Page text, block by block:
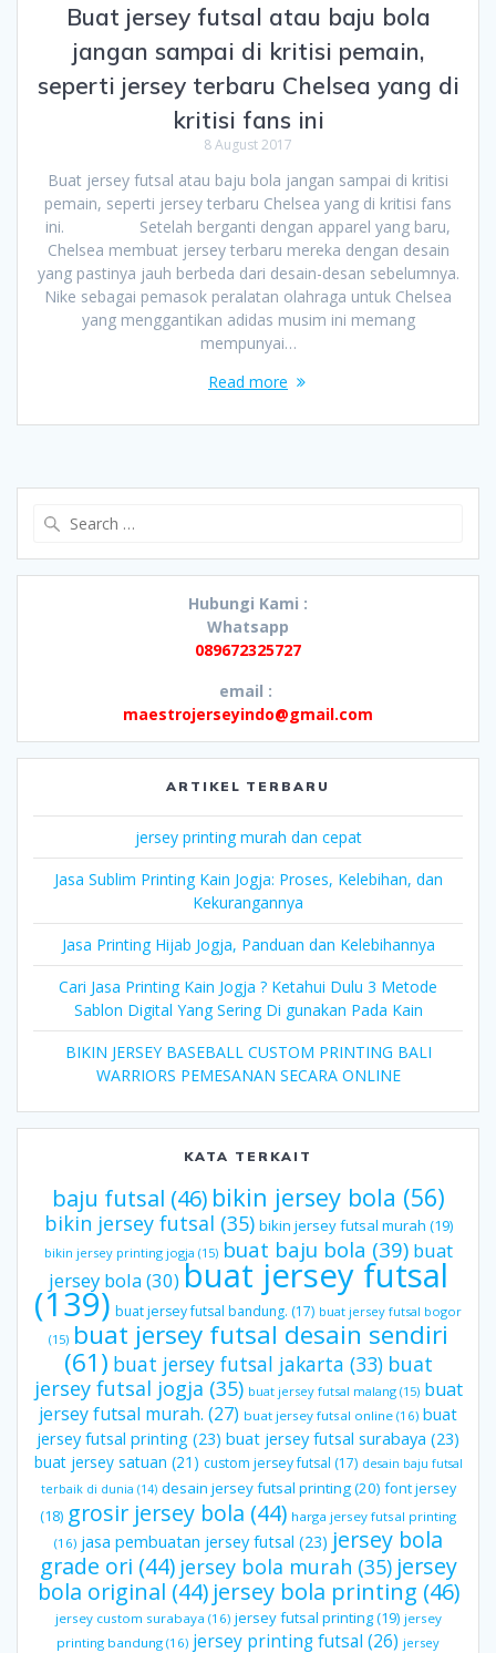
Buat jersey futsal atau baju bola
jangan sampai di kritisi pemain,
seperti jersey terbaru Chelsea yang di
kritisi fans ini
8 August 2017
Buat jersey futsal atau baju bola jangan sampai di kritisi
pemain, seperti jersey terbaru Chelsea yang di kritisi fans
ini. Setelah berganti dengan apparel yang baru,
Chelsea membuat jersey terbaru mereka dengan desain
yang pastinya jauh berbeda dari desain-desan sebelumnya.
Nike sebagai pemasok peralatan olahraga untuk Chelsea
yang menggantikan adidas musim ini memang
mempunyai…
Read more
Hubungi Kami :
Whatsapp
089672325727
email :
maestrojerseyindo@gmail.com
ARTIKEL TERBARU
jersey printing murah dan cepat
Jasa Sublim Printing Kain Jogja: Proses, Kelebihan, dan
Kekurangannya
Jasa Printing Hijab Jogja, Panduan dan Kelebihannya
Cari Jasa Printing Kain Jogja ? Ketahui Dulu 3 Metode
Sablon Digital Yang Sering Di gunakan Pada Kain
BIKIN JERSEY BASEBALL CUSTOM PRINTING BALI
WARRIORS PEMESANAN SECARA ONLINE
KATA TERKAIT
baju futsal (46) bikin jersey bola (56)
bikin jersey futsal (35) bikin jersey futsal murah (19)
bikin jersey printing jogja (15) buat baju bola (39) buat
jersey bola(30)buat jersey futsal
(139) buat jersey futsal bandung. (17) buat jersey futsal bogor
(15) buat jersey futsal desain sendiri
(61) buat jersey futsal jakarta (33) buat
jersey futsal jogja (35) buat jersey futsal malang(15) buat
jersey futsal murah. (27) buat jersey futsal online(16) buat
jersey futsal printing (23) buat jersey futsal surabaya (23)
buat jersey satuan (21) custom jersey futsal (17) desain baju futsal
terbaik di dunia (14) desain jersey futsal printing(20) font jersey
(18) grosir jersey bola (44) harga jersey futsal printing
(16) jasa pembuatan jersey futsal (23) jersey bola
grade ori (44) jersey bola murah (35) jersey
bola original (44) jersey bola printing (46)
jersey custom surabaya (16) jersey futsal printing(19) jersey
printing bandung (16) jersey printing futsal (26) jersey